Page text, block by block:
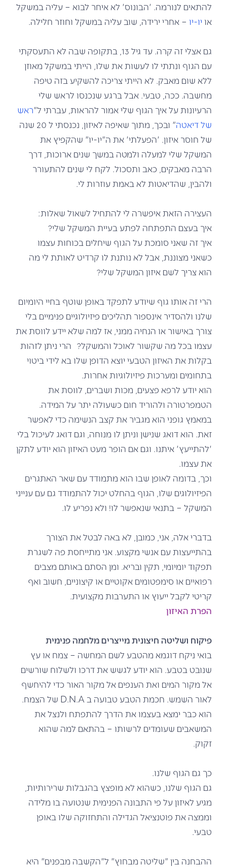
להתאים לנורמה. 'הבונוס' לא איחר לבוא – עליה במשקל
או יו-יו – אחרי ירידה, שוב עליה במשקל וחוזר חלילה.
גם אצלי זה קרה. עד גיל 13, בתקופה שבה לא התעסקתי
עם הגוף ונתתי לו לעשות את שלו, הייתי במשקל מאוזן
ללא שום מאבק. לא הייתי צריכה להשקיע בזה טיפה
מחשבה. ככה, טבעי. אבל ברגע שנכנסו לראש שלי
הרעיונות על איך הגוף שלי אמור להראות, עברתי ל"ראש
של דיאטה
" ובכך, מתוך שאיפה לאיזון, נכנסתי ל 20 שנה
של חוסר איזון. 'הפעלתי' את ה"יו-יו" שהקפיץ את
המשקל שלי למעלה ולמטה במשך שנים ארוכות, דרך
הרבה מאבקים, כאב ותסכול. לקח לי שנים להתעורר
ולהבין, שהדיאטות לא באמת עוזרות לי.
העצירה הזאת איפשרה לי להתחיל לשאול שאלות:
איך בעצם התפתחה לפתע בעיית המשקל שלי?
איך זה שאני סומכת על הגוף שיחלים בכוחות עצמו
כשאני מצוננת, אבל לא נותנת לו קרדיט לאותת לי מה
הוא צריך לשם איזון המשקל שלי?
הרי זה אותו גוף שיודע לתפקד באופן שוטף בחיי היומיום
שלנו ולהסדיר אינספור תהליכים פיזיולוגיים פנימיים בלי
צורך באישור או הנחיה ממני, אז למה שלא יידע לווסת את
עצמו בכל מה שקשור לאוכל והמשקל? הרי ניתן לזהות
בקלות את האיזון הטבעי יוצא הדופן שלו בא לידי ביטוי
בתחומים ומערכות פיזיולוגיות אחרות.
הוא יודע לרפא פצעים, מכות ושברים, לווסת את
הטמפרטורה ולהוריד חום כשעולה יתר על המידה.
במאמץ גופני הוא מגביר את קצב הנשימה כדי לאפשר
זאת. הוא דואג שנישן וניתן לו מנוחה, וגם דואג לעיכול בלי
'להתייעץ' איתנו. וגם אם הופר מעט האיזון הוא יודע לתקן
את עצמו.
וכך, בדומה לאופן שבו הוא מתמודד עם שאר האתגרים
הפיזיולוגים שלו, הגוף בהחלט יכול להתמודד גם עם ענייני
המשקל – בתנאי שנאפשר לו! ולא נפריע לו.
בדברי אלה, אני, כמובן, לא באה לבטל את הצורך
בהתייעצות עם אנשי מקצוע. אני מתייחסת פה לשגרת
תפקוד יומיומי, תקין ובריא. ומן הסתם באותם מצבים
רפואיים או סימפטומים אקוטיים או קיצוניים, חשוב ואף
קריטי לקבל ייעוץ או התערבות מקצועית.
הפרת האיזון
פיקוח ושליטה חיצונית מייצרים מלחמה פנימית
בואי ניקח דוגמא מהטבע לשם המחשה – צמח או עץ
שנובט בטבע. הוא יודע לגשש את דרכו ולשלוח שורשים
אל מקור המים ואת הענפים אל מקור האור כדי להיחשף
לאור השמש. חכמת הטבע טבועה ב D.N.A של הצמח.
הוא כבר ימצא בעצמו את הדרך להתפתח ולנצל את
המשאבים שעומדים לרשותו – בהתאם למה שהוא
זקוק.
כך גם הגוף שלנו.
גם הגוף שלנו, כשהוא לא מופצץ בהגבלות שרירותיות,
מגיע לאיזון על פי התבונה הפנימית שנטועה בו מלידה
וממצה את פוטנציאל הגדילה והתחזוקה שלו באופן
טבעי.
ההבחנה בין "שליטה מבחוץ" ל"הקשבה מבפנים" היא